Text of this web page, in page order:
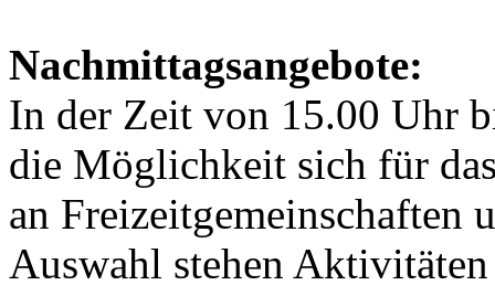
Nachmittagsangebote:
In der Zeit von 15.00 Uhr
die Möglichkeit sich für
an Freizeitgemeinschaften
Auswahl stehen